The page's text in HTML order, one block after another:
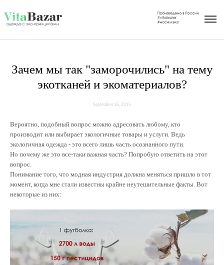
Главная
Интернет - бутик
Уникальность изделий
Акции бутика
Сотрудничество
Отзывы
Контакты
ENG
Зачем мы так "заморочились" на тему
экотканей и экоматериалов?
September 16, 2015
Вероятно, подобный вопрос можно адресовать любому, кто
производит или выбирает экологичные товары и услуги. Ведь
экологичная одежда - это всего лишь часть осознанного пути.
Но почему же это все-таки важная часть? Попробую ответить на этот
вопрос.
Понимание того, что модная индустрия должна меняться пришло в тот
момент, когда мне стали известны крайне неутешительные факты. Вот
некоторые из них: